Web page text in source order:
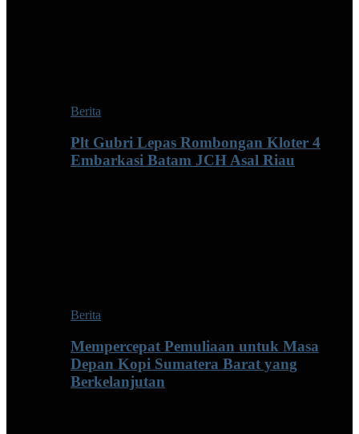
Berita
Plt Gubri Lepas Rombongan Kloter 4
Embarkasi Batam JCH Asal Riau
Berita
Mempercepat Pemuliaan untuk Masa
Depan Kopi Sumatera Barat yang
Berkelanjutan